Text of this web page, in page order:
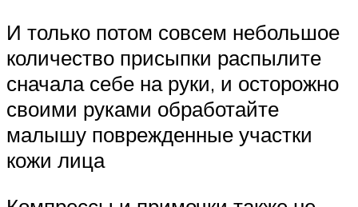
И только потом совсем небольшое
количество присыпки распылите
сначала себе на руки, и осторожно
своими руками обработайте
малышу поврежденные участки
кожи лица